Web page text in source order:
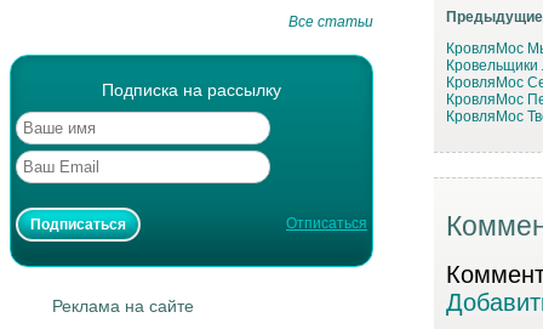
Все статьи
Подписка на рассылку
Отписаться
Реклама на сайте
КровляМос
Кровельщики
КровляМос
КровляМос
КровляМос